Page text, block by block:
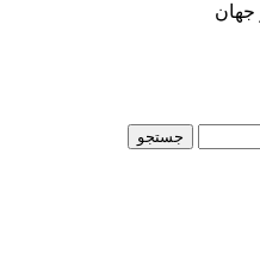
جهان